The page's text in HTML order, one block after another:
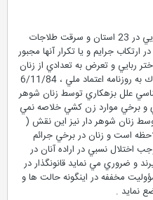
همان طوري كه در قضيه 340 دختر ربايي در 23 استان و سرقت طلاجات
جرايم و يا تكرار آنها مجبور
و تعرض به تعدادي از زنان
) و يا مساعدت به وي بوده است . ( ر. ك به روزنامه اعتماد ملي ، 6/11/84
علل بزهكاري توسط زنان شوهر
و برخي موارد زن كشي خلاصه نمي
زنان شوهر دار نيز اين نقش (
است و زنان در برخي جرائم
نسبي در اراده آنان در
ضروري مي نمايد قانونگذار در
مخففه در اينگونه حالت ها و
.